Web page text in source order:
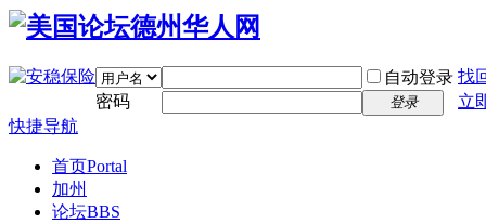
自动登录 找
密码
登录
立
快捷导航
首页Portal
加州
论坛BBS